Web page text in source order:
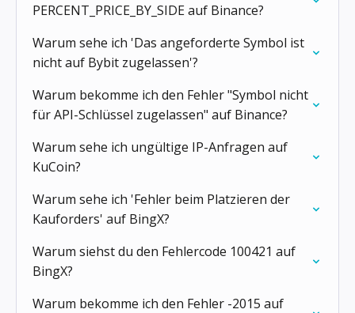
PERCENT_PRICE_BY_SIDE auf Binance?
Warum sehe ich 'Das angeforderte Symbol ist
nicht auf Bybit zugelassen'?
Warum bekomme ich den Fehler "Symbol nicht
für API-Schlüssel zugelassen" auf Binance?
Warum sehe ich ungültige IP-Anfragen auf
KuCoin?
Warum sehe ich 'Fehler beim Platzieren der
Kauforders' auf BingX?
Warum siehst du den Fehlercode 100421 auf
BingX?
Warum bekomme ich den Fehler -2015 auf